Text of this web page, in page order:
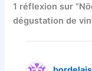
1 réflexion sur
dégustation de